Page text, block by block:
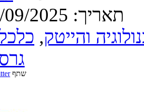
תאריך: 03/09/2025 21:17
והייטק,
שתף